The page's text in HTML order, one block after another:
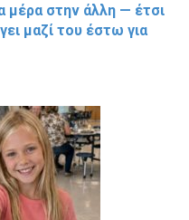
μέρα στην άλλη — έτσι
μαζί του έστω για